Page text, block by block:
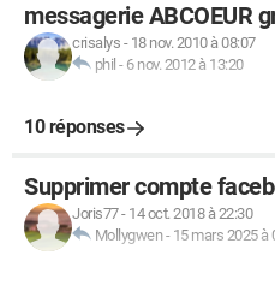
messagerie ABCOEUR
crisalys - 18 nov. 2010 à 08:07
phil - 6 nov. 2012 à 13:20
10 réponses
Supprimer compte
Joris77- 14 oct. 2018 à 22:30
Mollygwen- 15 mars 2025 à